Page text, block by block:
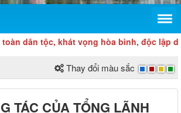
tộc, khát vọng hòa bình, độc lập dân tộc
Thay đổi màu sắc
TÁC CỦA TỔNG LÃNH